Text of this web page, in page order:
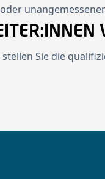
stellen Sie die